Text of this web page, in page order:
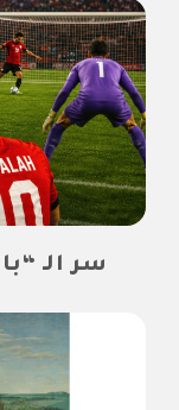
سر الـ